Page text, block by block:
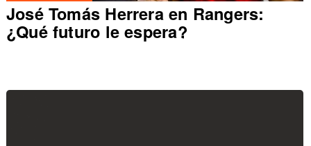
José Tomás Herrera en Rangers:
¿Qué futuro le espera?